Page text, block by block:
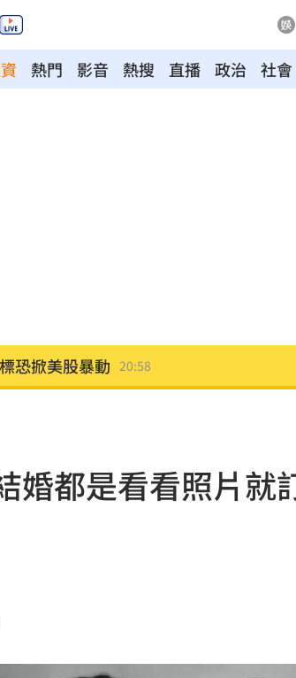
熱門 影音 熱搜 直播 政治 社會
軒引判決開酸 20:57
不開放荷莫茲
實力震撼全場 20:55
參演官兵辛勞
臉仍判罰
重現BP神曲
婚都是看看照片就